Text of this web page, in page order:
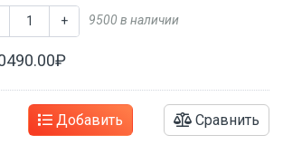
+ 9500 в наличии
Добавить Сравнить